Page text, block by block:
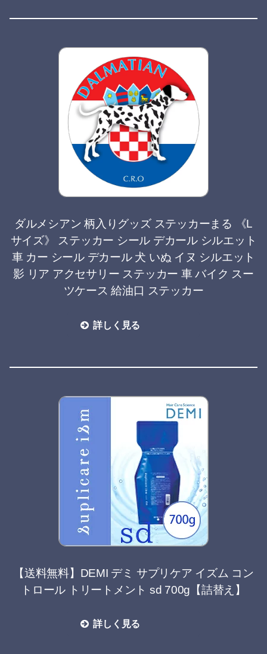
ダルメシアン 柄入りグッズ ステッカーまる 《L
サイズ》 ステッカー シール デカール シルエット
車 カー シール デカール 犬 いぬ イヌ シルエット
影 リア アクセサリー ステッカー 車 バイク スー
ツケース 給油口 ステッカー
詳しく見る
【送料無料】DEMI デミ サプリケア イズム コン
トロール トリートメント sd 700g【詰替え】
詳しく見る